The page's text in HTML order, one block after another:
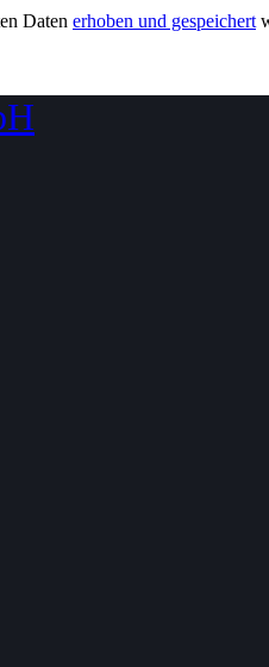
Daten erhoben und gespeichert